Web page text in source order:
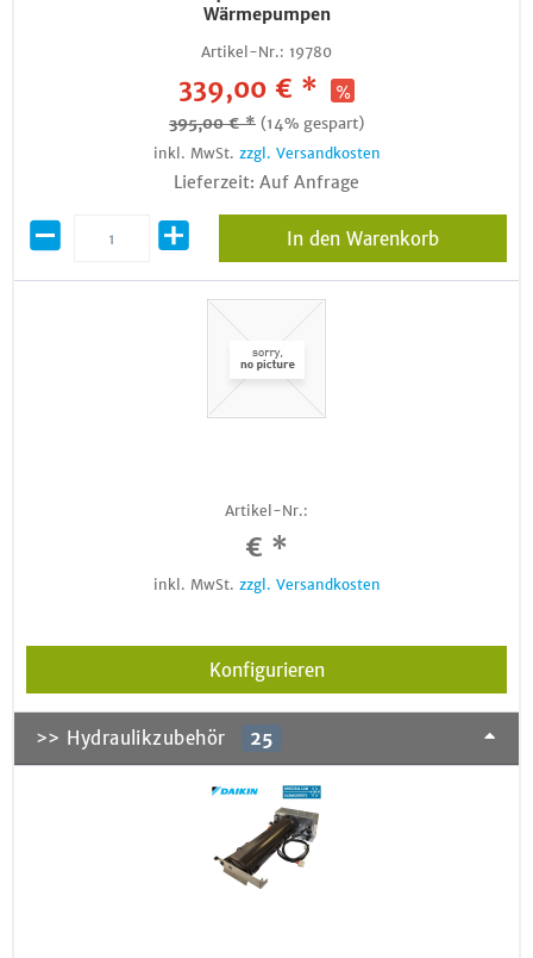
Wärmepumpen
Artikel-Nr.: 19780
339,00 € *
395,00 € * (14% gespart)
inkl. MwSt. zzgl. Versandkosten
Lieferzeit: Auf Anfrage
In den Warenkorb
Artikel-Nr.:
€ *
inkl. MwSt. zzgl. Versandkosten
Konfigurieren
>> Hydraulikzubehör 25